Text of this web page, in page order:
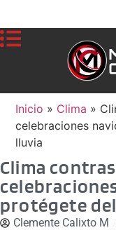
Inicio » Clima »
celebraciones
lluvia
Clima
protégete
Clemente Calixto M